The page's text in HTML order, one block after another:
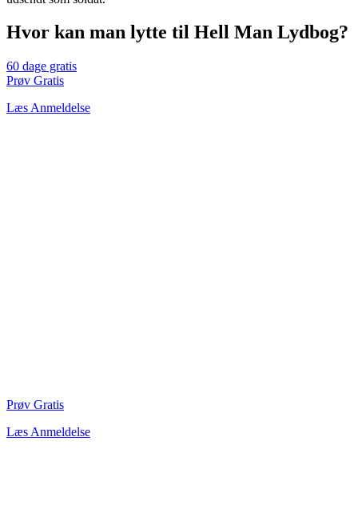
Hvor kan man lytte til Hell Man Lydbog?
60 dage gratis
Prøv Gratis
Læs Anmeldelse
Prøv Gratis
Læs Anmeldelse